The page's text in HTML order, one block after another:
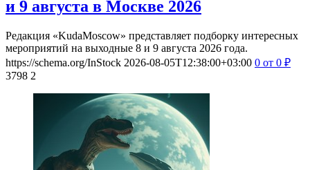
и 9 августа в Москве 2026
Редакция «KudaMoscow» представляет подборку интересных
мероприятий на выходные 8 и 9 августа 2026 года.
https://schema.org/InStock 2026-08-05T12:38:00+03:00 0 от 0 ₽
3798 2